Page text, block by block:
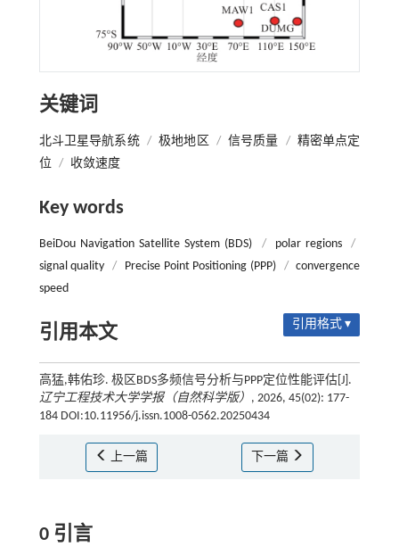
关键词
北斗卫星导航系统 / 极地地区 / 信号质量 / 精密单点定
位 / 收敛速度
Key words
BeiDou Navigation Satellite System (BDS) / polar regions
/
signal quality
/ Precise Point Positioning (PPP) / convergence
speed
引用本文 引用格式 ▾
高猛,韩佑珍. 极区BDS多频信号分析与PPP定位性能评估[J].
辽宁工程技术大学学报（自然科学版） , 2026, 45(02): 177-
184 DOI:10.11956/j.issn.1008-0562.20250434
上一篇 下一篇
0 引言